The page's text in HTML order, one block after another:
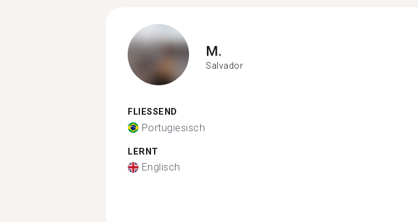
M.
Salvador
FLIESSEND
Portugiesisch
LERNT
Englisch